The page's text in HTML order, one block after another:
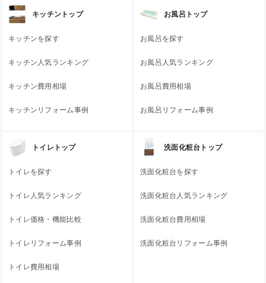
キッチントップ
キッチンを探す
キッチン人気ランキング
キッチン費用相場
キッチンリフォーム事例
お風呂トップ
お風呂を探す
お風呂人気ランキング
お風呂費用相場
お風呂リフォーム事例
トイレトップ
トイレを探す
トイレ人気ランキング
トイレ価格・機能比較
トイレリフォーム事例
トイレ費用相場
洗面化粧台トップ
洗面化粧台を探す
洗面化粧台人気ランキング
洗面化粧台費用相場
洗面化粧台リフォーム事例